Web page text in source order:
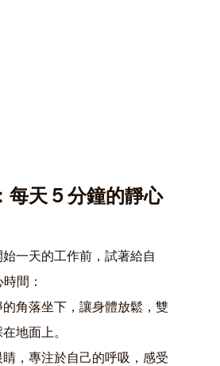
每天 5 分鐘的靜心
一天的工作前，試著給自
間：
角落坐下，讓身體放鬆，雙
地面上。
，專注於自己的呼吸，感受